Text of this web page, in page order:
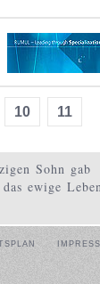
10 11
Sohn gab
ewige